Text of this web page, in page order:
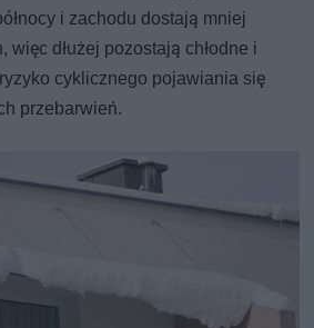
i zachodu dostają mniej
więc dłużej pozostają chłodne i
cyklicznego pojawiania się
przebarwień.